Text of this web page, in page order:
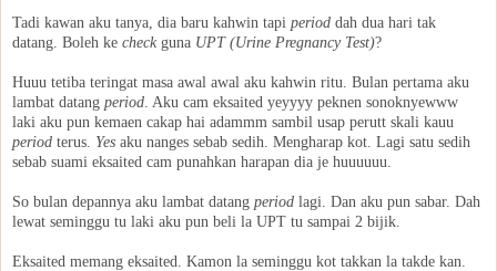
Tadi kawan aku tanya, dia baru kahwin tapi period dah dua hari tak
datang. Boleh ke checkguna UPT (Urine Pregnancy Test)?
Huuu tetiba teringat masa awal awal aku kahwin ritu. Bulan pertama aku
lambat datang period . Aku cam eksaited yeyyyy peknen sonoknyewww
laki aku pun kemaen cakap hai adammm sambil usap perutt skali kauu
period terus. Yes aku nanges sebab sedih. Mengharap kot. Lagi satu sedih
sebab suami eksaited cam punahkan harapan dia je huuuuuu.
So bulan depannya aku lambat datang period lagi. Dan aku pun sabar. Dah
lewat seminggu tu laki aku pun beli la UPT tu sampai 2 bijik.
Eksaited memang eksaited. Kamon la seminggu kot takkan la takde kan.